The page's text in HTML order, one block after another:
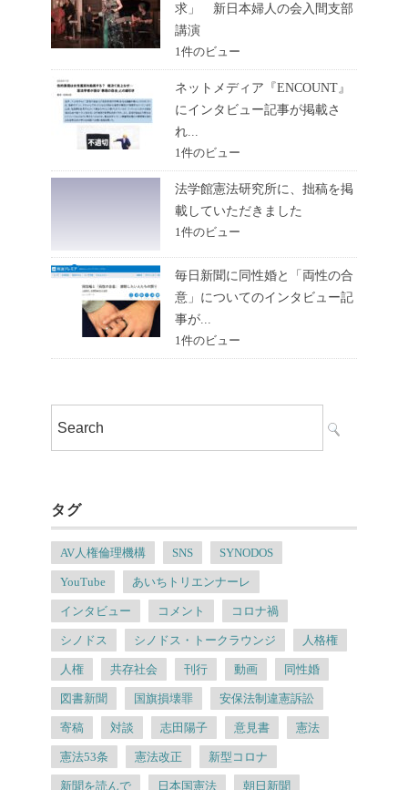
求」 新日本婦人の会入間支部
講演
1件のビュー
ネットメディア『ENCOUNT』
にインタビュー記事が掲載さ
れ...
1件のビュー
法学館憲法研究所に、拙稿を掲
載していただきました
1件のビュー
毎日新聞に同性婚と「両性の合
意」についてのインタビュー記
事が...
1件のビュー
タグ
AV人権倫理機構 SNS SYNODOS
YouTube あいちトリエンナーレ
インタビュー コメント コロナ禍
シノドス シノドス・トークラウンジ 人格権
人権 共存社会 刊行 動画 同性婚
図書新聞 国旗損壊罪 安保法制違憲訴訟
寄稿 対談 志田陽子 意見書 憲法
憲法53条 憲法改正 新型コロナ
新聞を読んで 日本国憲法 朝日新聞